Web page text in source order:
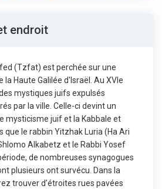
endroit
(Tzfat) est perchée sur une
la Haute Galilée d'Israël. Au XVIe
mystiques juifs expulsés
par la ville. Celle-ci devint un
mysticisme juif et la Kabbale et
que le rabbin Yitzhak Luria (Ha Ari
Alkabetz et le Rabbi Yosef
de nombreuses synagogues
plusieurs ont survécu. Dans la
trouver d’étroites rues pavées